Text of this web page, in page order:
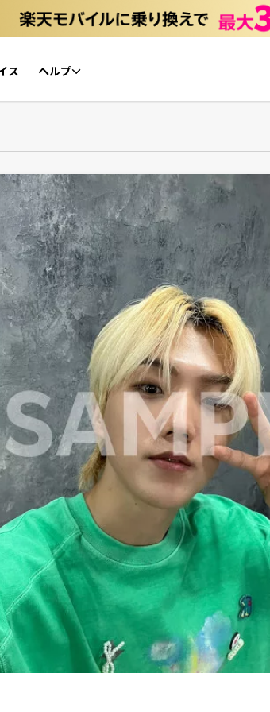
ス ヘルプ
NFTチケット リセールガイド
よくあるご質問